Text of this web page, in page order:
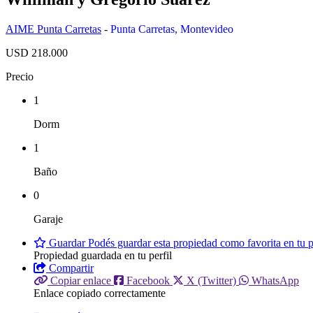
AIME Punta Carretas - Punta Carretas, Montevideo
USD 218.000
Precio
1
Dorm
1
Baño
0
Garaje
GuardarPodés guardar esta propiedad como favorita en tu
Propiedad guardada en tu perfil
Compartir
Copiar enlace
Facebook X (Twitter)
WhatsApp
Enlace copiado correctamente